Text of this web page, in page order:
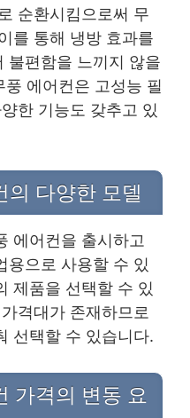
순환시킴으로써 무
를 통해 냉방 효과를
불편함을 느끼지 않을
에어컨은 고성능 필
한 기능도 갖추고 있
의 다양한 모델
에어컨을 출시하고
용으로 사용할 수 있
제품을 선택할 수 있
격대가 존재하므로
선택할 수 있습니다.
가격의 변동 요